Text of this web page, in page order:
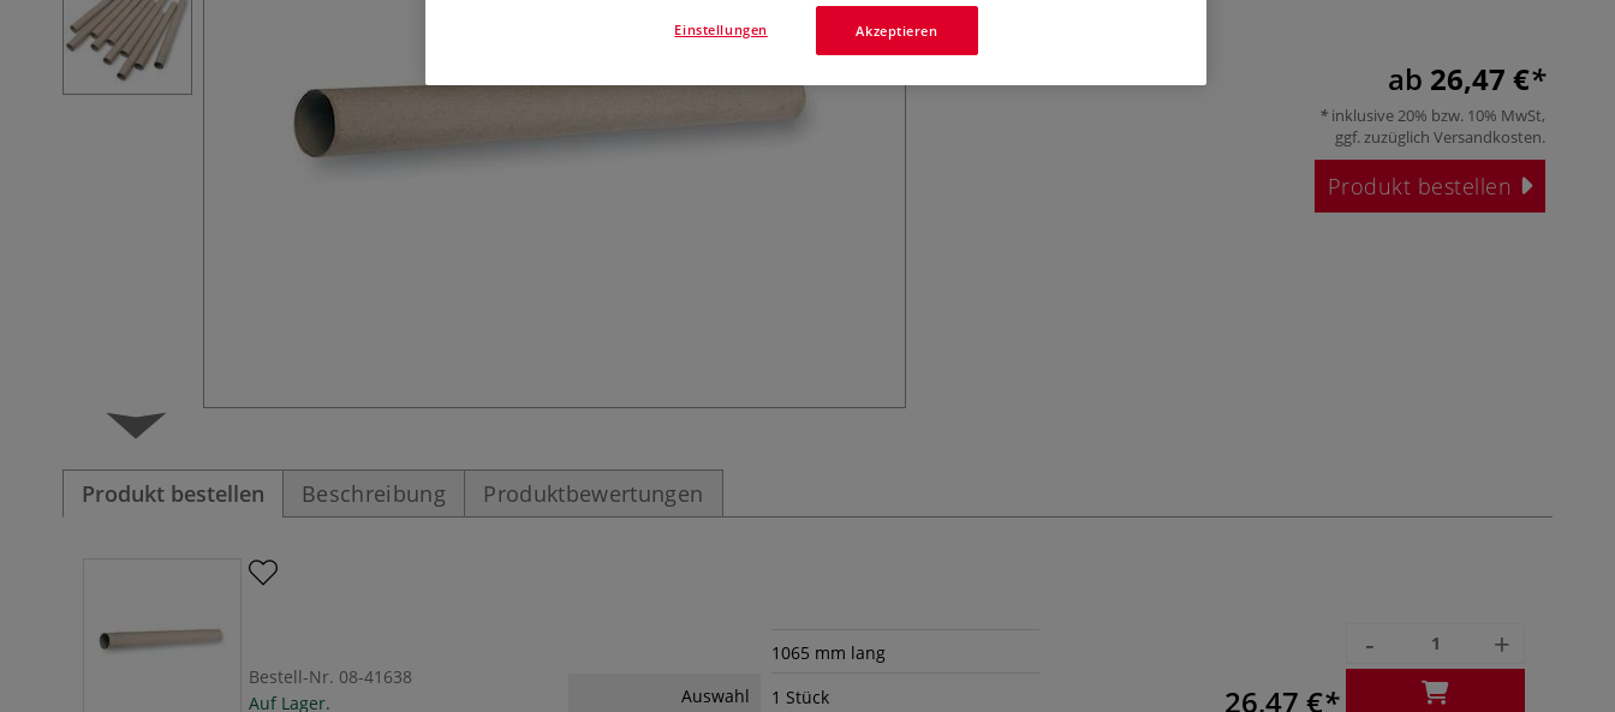
Mehr
ab 26,47 €
inklusive 20% bzw. 10% MwSt,
ggf. zuzüglich Versandkosten.
Produkt bestellen
Produkt bestellen Beschreibung Produktbewertungen
Bestell-Nr. 08-41638
Auf Lager.
1065 mm lang
Auswahl
1 Stück 26,47 €
- +
Akzeptieren
Einstellungen